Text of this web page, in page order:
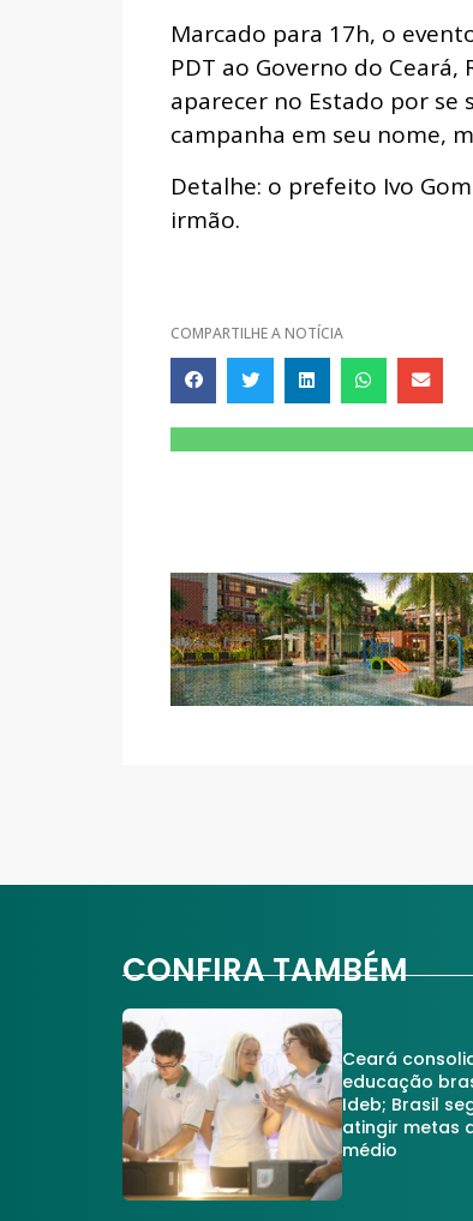
Marcado para 17h, o
PDT ao Governo do
aparecer no Estado por
campanha em seu nome,
Detalhe: o prefeito Ivo
irmão.
COMPARTILHE A NOTÍCIA
CONFIRA TAMBÉM
Ceará
educação
Ideb; Brasil
atingir metas
médio